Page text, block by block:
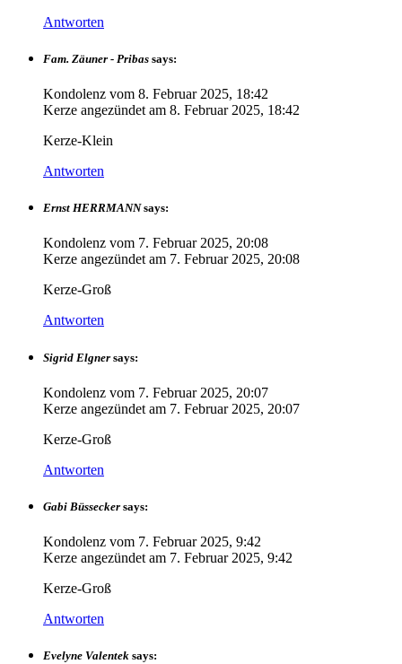
Antworten
Fam. Zäuner - Pribas says:
Kondolenz vom 8. Februar 2025, 18:42
Kerze angezündet am 8. Februar 2025, 18:42
Kerze-Klein
Antworten
Ernst HERRMANN says:
Kondolenz vom 7. Februar 2025, 20:08
Kerze angezündet am 7. Februar 2025, 20:08
Kerze-Groß
Antworten
Sigrid Elgner says:
Kondolenz vom 7. Februar 2025, 20:07
Kerze angezündet am 7. Februar 2025, 20:07
Kerze-Groß
Antworten
Gabi Büssecker says:
Kondolenz vom 7. Februar 2025, 9:42
Kerze angezündet am 7. Februar 2025, 9:42
Kerze-Groß
Antworten
Evelyne Valentek says: